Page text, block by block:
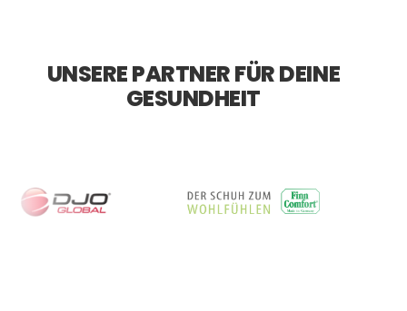
UNSERE PARTNER FÜR DEINE
GESUNDHEIT